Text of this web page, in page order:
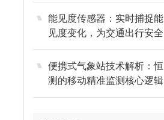
能见度传感器：实时捕捉能
见度变化，为交通出行安全
“站岗”
便携式气象站技术解析：恒
测的移动精准监测核心逻辑